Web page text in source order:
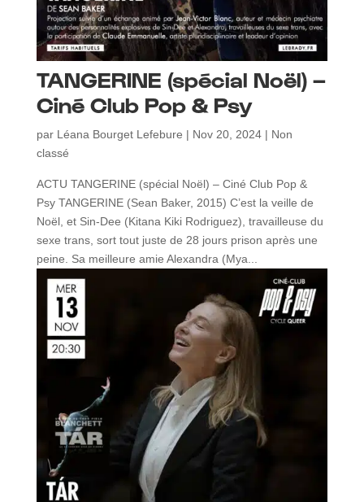
TANGERINE (spécial Noël) –
Ciné Club Pop & Psy
par Léana Bourget Lefebure | Nov 20, 2024| Non
classé
ACTU TANGERINE (spécial Noël) – Ciné Club Pop &
Psy TANGERINE (Sean Baker, 2015) C’est la veille de
Noël, et Sin-Dee (Kitana Kiki Rodriguez), travailleuse du
sexe trans, sort tout juste de 28 jours prison après une
peine. Sa meilleure amie Alexandra (Mya...